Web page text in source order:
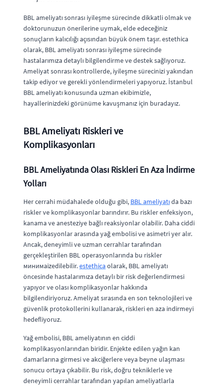
BBL ameliyatı sonrası iyileşme sürecinde dikkatli olmak ve
doktorunuzun önerilerine uymak, elde edeceğiniz
sonuçların kalıcılığı açısından büyük önem taşır. estethica
olarak, BBL ameliyatı sonrası iyileşme sürecinde
hastalarımıza detaylı bilgilendirme ve destek sağlıyoruz.
Ameliyat sonrası kontrollerde, iyileşme sürecinizi yakından
takip ediyor ve gerekli yönlendirmeleri yapıyoruz. İstanbul
BBL ameliyatı konusunda uzman ekibimizle,
hayallerinizdeki görünüme kavuşmanız için buradayız.
BBL Ameliyatı Riskleri ve
Komplikasyonları
BBL Ameliyatında Olası Riskleri En Aza İndirme
Yolları
Her cerrahi müdahalede olduğu gibi, BBL ameliyatıda bazı
riskler ve komplikasyonlar barındırır. Bu riskler enfeksiyon,
kanama ve anesteziye bağlı reaksiyonlar olabilir. Daha ciddi
komplikasyonlar arasında yağ embolisi ve asimetri yer alır.
Ancak, deneyimli ve uzman cerrahlar tarafından
gerçekleştirilen BBL operasyonlarında bu riskler
минимаizedilebilir.estethica olarak, BBL ameliyatı
öncesinde hastalarımıza detaylı bir risk değerlendirmesi
yapıyor ve olası komplikasyonlar hakkında
bilgilendiriyoruz. Ameliyat sırasında en son teknolojileri ve
güvenlik protokollerini kullanarak, riskleri en aza indirmeyi
hedefliyoruz.
Yağ embolisi, BBL ameliyatının en ciddi
komplikasyonlarından biridir. Enjekte edilen yağın kan
damarlarına girmesi ve akciğerlere veya beyne ulaşması
sonucu ortaya çıkabilir. Bu risk, doğru tekniklerle ve
deneyimli cerrahlar tarafından yapılan ameliyatlarla